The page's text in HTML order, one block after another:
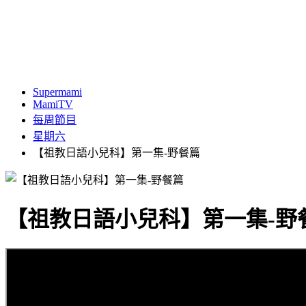
Supermami
MamiTV
每周節目
星期六
【祖教日語小兒科】第一集-野餐篇
【祖教日語小兒科】第一集-野